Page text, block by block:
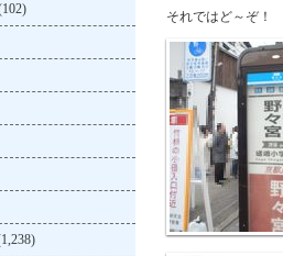
それではど～ぞ！